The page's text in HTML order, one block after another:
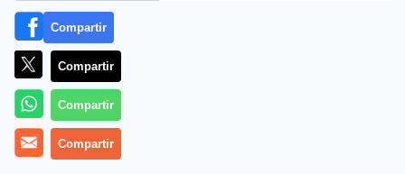
Más información
Compartir
Compartir
Compartir
Compartir